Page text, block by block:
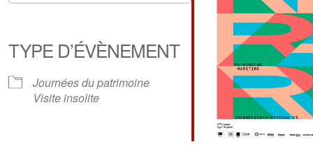
Outlook Live
TYPE D’ÉVÈNEMENT
Journées du patrimoine
Visite insolite